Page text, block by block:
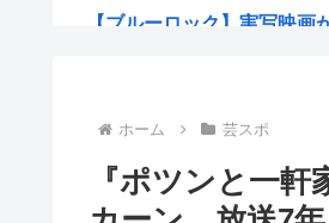
【ブルーロック】実写映
【画像】人気ソシャゲの新
【悲報】夏のピーク、もう
ホーム 芸スポ
『ポツンと一